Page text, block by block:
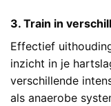
3. Train in
Effectief
inzicht in je
verschillende
als anaerobe